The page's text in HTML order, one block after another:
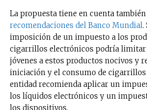
La propuesta tiene en cuenta también
recomendaciones del Banco Mundial.
imposición de un impuesto a los
cigarrillos electrónicos podría limitar
jóvenes a estos productos nocivos y
iniciación y el consumo de cigarrillos
entidad recomienda aplicar un
los líquidos electrónicos y un
los dispositivos.